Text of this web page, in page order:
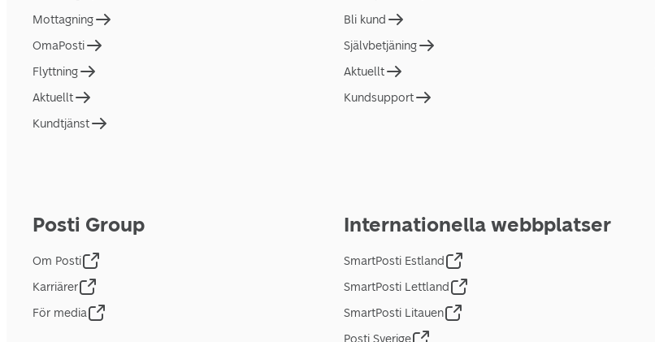
Mottagning
OmaPosti
Flyttning
Aktuellt
Kundtjänst
Bli kund
Självbetjäning
Aktuellt
Kundsupport
Posti Group
Om Posti
Karriärer
För media
Internationella webbplatser
SmartPosti Estland
SmartPosti Lettland
SmartPosti Litauen
Posti Sverige